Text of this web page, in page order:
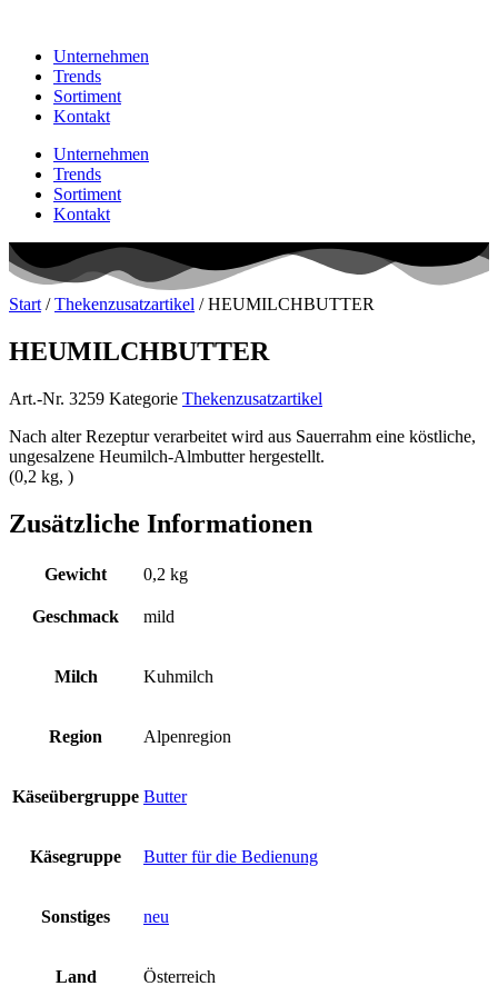
Unternehmen
Trends
Sortiment
Kontakt
Unternehmen
Trends
Sortiment
Kontakt
Start /Thekenzusatzartikel / HEUMILCHBUTTER
HEUMILCHBUTTER
Art.-Nr. 3259 Kategorie Thekenzusatzartikel
Nach alter Rezeptur verarbeitet wird aus Sauerrahm eine köstliche,
ungesalzene Heumilch-Almbutter hergestellt.
(0,2 kg, )
Zusätzliche Informationen
Gewicht 0,2 kg
Geschmack mild
Milch Kuhmilch
Region Alpenregion
Käseübergruppe Butter
Käsegruppe Butter für die Bedienung
Sonstiges neu
Land Österreich